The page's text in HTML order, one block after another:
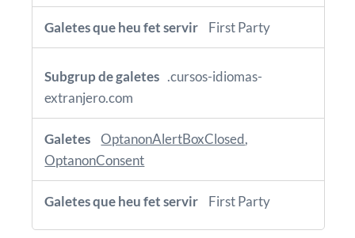
First Party
.cursos-idiomas-
extranjero.com
OptanonAlertBoxClosed,
OptanonConsent
First Party